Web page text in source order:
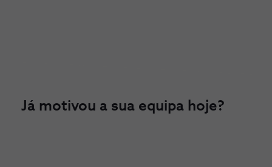
Já motivou a sua equipa hoje?